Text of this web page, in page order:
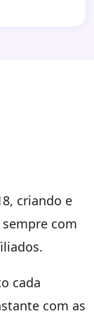
criando e
com
cada
com as